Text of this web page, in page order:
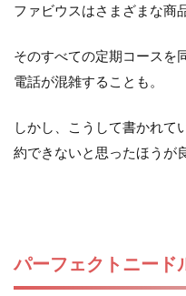
ファビウスはさまざまな商
そのすべての定期コースを
電話が混雑することも。
しかし、こうして書かれて
約できないと思ったほうが
パーフェクトニード